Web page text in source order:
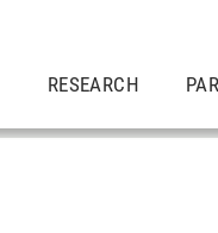
RESEARCH